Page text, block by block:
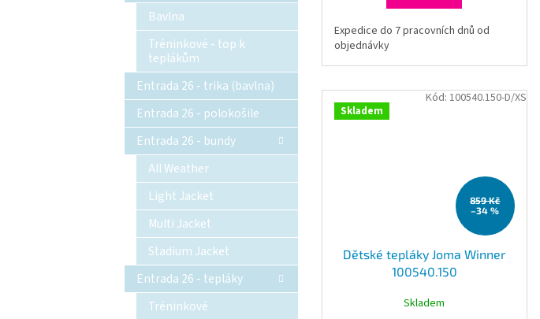
Bavlna
Tréninkové - top k
teplákům
Entrada 26 - trika (bavlna)
Entrada 26 - polokošile
Entrada 26 - bundy
All Weather
Light Jacket
Multi Jacket
Stadium Jacket
Entrada 26 - tepláky
Tréninkové
Expedice do 7 pracovních dnů od
objednávky
Skladem
859 Kč
–34 %
Dětské tepláky Joma Winner
100540.150
Skladem
Kód: 100540.150-D/XS